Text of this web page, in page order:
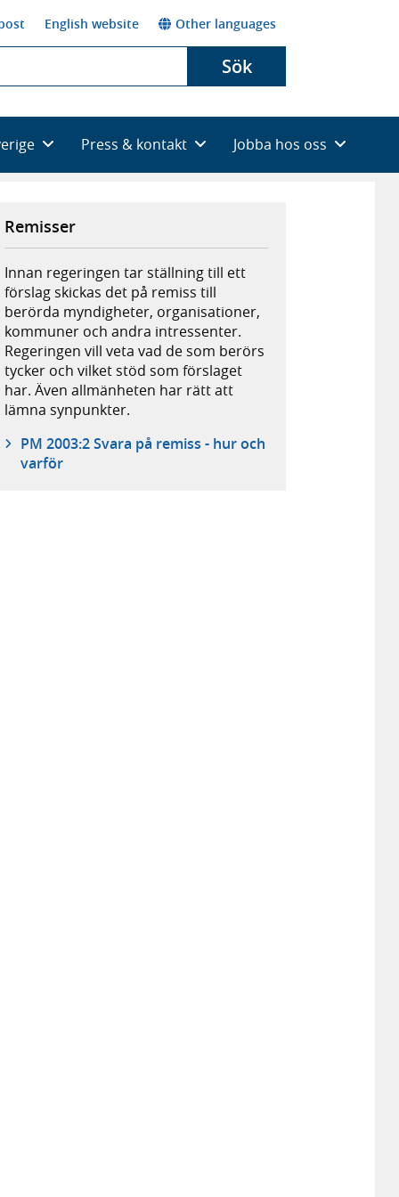
English website Other languages
Sök
Press & kontakt Jobba hos oss
Remisser
Innan regeringen tar ställning till ett
förslag skickas det på remiss till
berörda myndigheter, organisationer,
kommuner och andra intressenter.
Regeringen vill veta vad de som berörs
tycker och vilket stöd som förslaget
har. Även allmänheten har rätt att
lämna synpunkter.
PM 2003:2 Svara på remiss - hur och
varför